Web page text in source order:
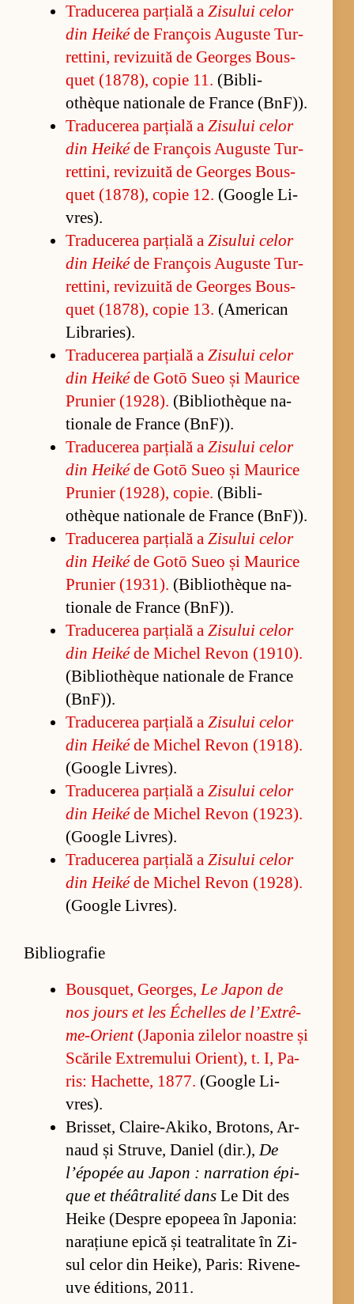
Tra­du­ce­rea par­ți­ală a Zi­su­lui ce­lor
din Heikéde François Au­guste Tur­
ret­ti­ni, re­vi­zu­ită de Ge­or­ges Bo­us­
quet (1878), co­pie 11. (Bi­bli­
othèque na­tio­nale de France (BnF)).
Tra­du­ce­rea par­ți­ală a Zi­su­lui ce­lor
din Heikéde François Au­guste Tur­
ret­ti­ni, re­vi­zu­ită de Ge­or­ges Bo­us­
quet (1878), co­pie 12. (Go­o­gle Li­
vres).
Tra­du­ce­rea par­ți­ală a Zi­su­lui ce­lor
din Heikéde François Au­guste Tur­
ret­ti­ni, re­vi­zu­ită de Ge­or­ges Bo­us­
quet (1878), co­pie 13. (A­me­ri­can
Li­bra­ries).
Tra­du­ce­rea par­ți­ală a Zi­su­lui ce­lor
din Heikéde Gotō Sueo și Ma­u­rice
Pru­nier (1928). (Bi­bli­othèque na­
tio­nale de France (BnF)).
Tra­du­ce­rea par­ți­ală a Zi­su­lui ce­lor
din Heikéde Gotō Sueo și Ma­u­rice
Pru­nier (1928), co­pie. (Bi­bli­
othèque na­tio­nale de France (BnF)).
Tra­du­ce­rea par­ți­ală a Zi­su­lui ce­lor
din Heikéde Gotō Sueo și Ma­u­rice
Pru­nier (1931). (Bi­bli­othèque na­
tio­nale de France (BnF)).
Tra­du­ce­rea par­ți­ală a Zi­su­lui ce­lor
din Heikéde Mi­chel Re­von (1910).
(Bi­bli­othèque na­tio­nale de France
(BnF)).
Tra­du­ce­rea par­ți­ală a Zi­su­lui ce­lor
din Heikéde Mi­chel Re­von (1918).
(Go­o­gle Li­vres).
Tra­du­ce­rea par­ți­ală a Zi­su­lui ce­lor
din Heikéde Mi­chel Re­von (1923).
(Go­o­gle Li­vres).
Tra­du­ce­rea par­ți­ală a Zi­su­lui ce­lor
din Heikéde Mi­chel Re­von (1928).
(Go­o­gle Li­vres).
Bibliografie
Bo­us­qu­et, Ge­or­ges, Le Ja­pon de
nos jo­urs et les Échel­les de l’Ex­trê­
me-O­rient(Ja­po­nia zi­le­lor noas­tre și
Scă­rile Ex­tre­mu­lui Orien­t), t. I, Pa­
ris: Ha­chet­te, 1877. (Go­o­gle Li­
vres).
Bris­set, Clai­re-A­ki­ko, Bro­tons, Ar­
naud și Stru­ve, Da­niel (dir.), De
l’épo­pée au Ja­pon : nar­ra­tion épi­
que et théâ­tra­lité dansLe Dit des
Heike (Des­pre epo­peea în Ja­po­nia:
na­ra­țiune epică și tea­tra­li­tate în Zi­
sul ce­lor din Hei­ke), Pa­ris: Ri­ve­ne­
uve édi­tions, 2011.